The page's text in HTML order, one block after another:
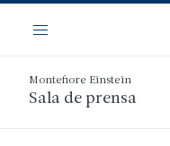
contenido
principal
Menú
Montefiore Einstein
Sala de prensa